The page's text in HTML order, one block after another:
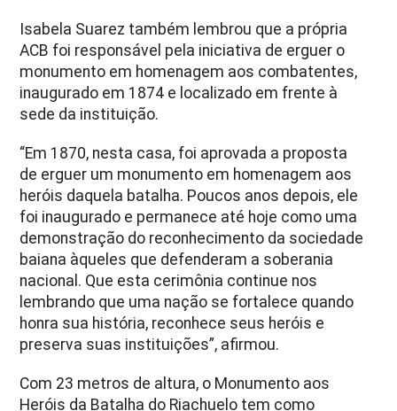
Isabela Suarez também lembrou que a própria
ACB foi responsável pela iniciativa de erguer o
monumento em homenagem aos combatentes,
inaugurado em 1874 e localizado em frente à
sede da instituição.
“Em 1870, nesta casa, foi aprovada a proposta
de erguer um monumento em homenagem aos
heróis daquela batalha. Poucos anos depois, ele
foi inaugurado e permanece até hoje como uma
demonstração do reconhecimento da sociedade
baiana àqueles que defenderam a soberania
nacional. Que esta cerimônia continue nos
lembrando que uma nação se fortalece quando
honra sua história, reconhece seus heróis e
preserva suas instituições”, afirmou.
Com 23 metros de altura, o Monumento aos
Heróis da Batalha do Riachuelo tem como